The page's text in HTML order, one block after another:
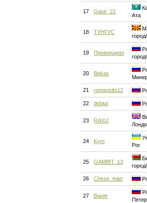
17 Gasir_21
Ата
18 ТУНГУС
19 Провинциал
20 Bekas
21 romansito12
22 debjut
23 RAXIJ
24 Kym
Рог
25 GAMBIT_13
26 Chess_man
27 Варяг